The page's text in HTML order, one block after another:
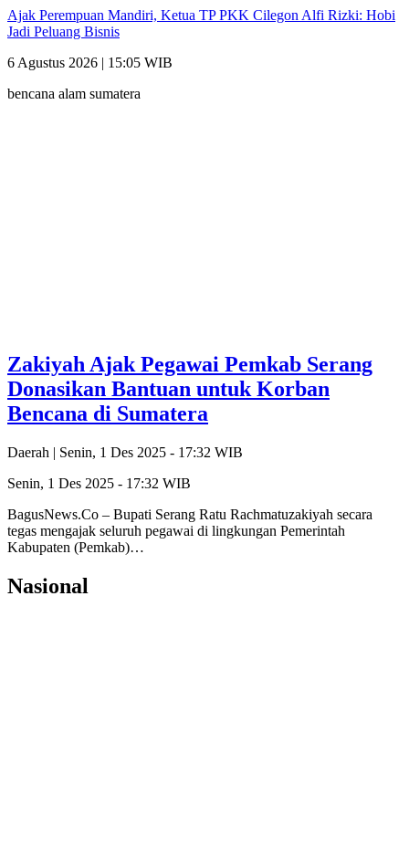
Ajak Perempuan Mandiri, Ketua TP PKK Cilegon Alfi Rizki: Hobi
Jadi Peluang Bisnis
6 Agustus 2026 | 15:05 WIB
bencana alam sumatera
Zakiyah Ajak Pegawai Pemkab Serang
Donasikan Bantuan untuk Korban
Bencana di Sumatera
Daerah | Senin, 1 Des 2025 - 17:32 WIB
Senin, 1 Des 2025 - 17:32 WIB
BagusNews.Co – Bupati Serang Ratu Rachmatuzakiyah secara
tegas mengajak seluruh pegawai di lingkungan Pemerintah
Kabupaten (Pemkab)…
Nasional